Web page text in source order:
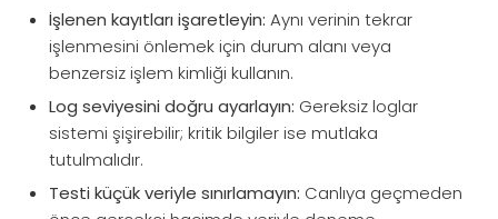
İşlenen kayıtları işaretleyin: Aynı verinin tekrar
işlenmesini önlemek için durum alanı veya
benzersiz işlem kimliği kullanın.
Log seviyesini doğru ayarlayın: Gereksiz loglar
sistemi şişirebilir; kritik bilgiler ise mutlaka
tutulmalıdır.
Testi küçük veriyle sınırlamayın: Canlıya geçmeden